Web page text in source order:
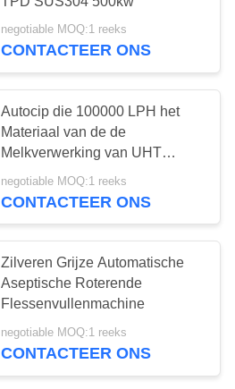
negotiable MOQ:1 reeks
CONTACTEER ONS
Autocip die 100000 LPH het
Materiaal van de de
Melkverwerking van UHT
schoonmaakt
negotiable MOQ:1 reeks
CONTACTEER ONS
Zilveren Grijze Automatische
Aseptische Roterende
Flessenvullenmachine
negotiable MOQ:1 reeks
CONTACTEER ONS